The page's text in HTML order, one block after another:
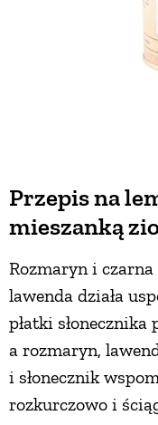
Przepis na
mieszanką
Rozmaryn i
lawenda działa
płatki
a rozmaryn,
i słonecznik
rozkurczowo i